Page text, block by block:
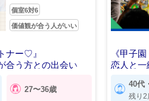
個室6対6
価値観が合う人がいい
ナー♡』
合う方との出会い
27〜36歳
《甲子
恋人と
40代
残り2